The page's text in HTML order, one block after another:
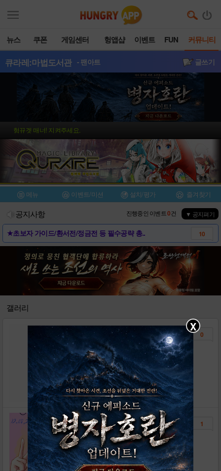
뉴스 쿠폰 게임센터 헝앱샵 이벤트 FUN 커뮤니티
큐라레:마법도서관 - 팬아트 글쓰기
헝뀨겟 매너! 지켜주세요.
메뉴 이벤트/미션 설치/평가 즐겨찾기
공지사항 진행중인 이벤트0건 ▼ 공지펴기
★초보자 가이드/환서전/정금전 등 필수공략 총.. 10
헝뀨겟 매너! 지켜주세요. (15.12.23 .. 53
[모비 사전예약] 큐라레: 마법도서관 업데이트
[모비 사전예약] 큐라레 3주년 업데이트
갤러리
Guess who
오리지널스 조회수 : 231
0
포드
메이드장 조회수 : 398
1
X